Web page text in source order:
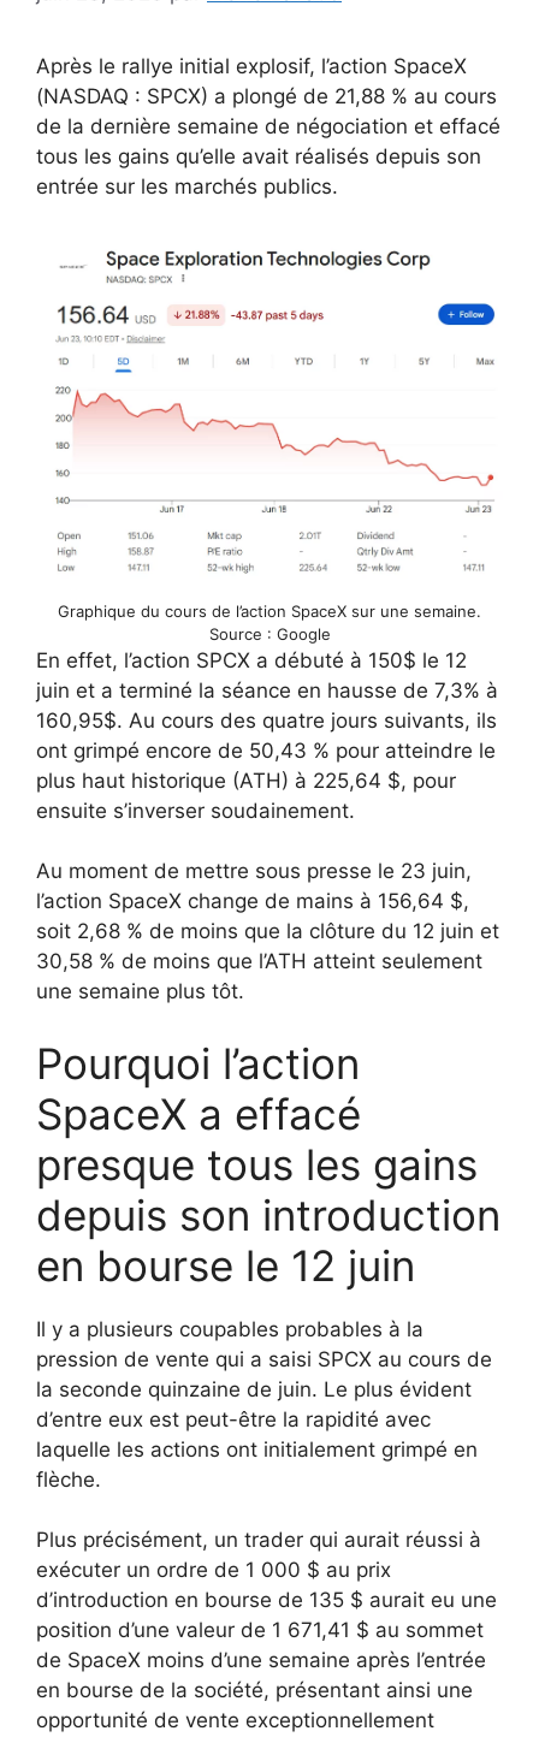
Après le rallye initial explosif, l’action SpaceX
(NASDAQ : SPCX) a plongé de 21,88 % au cours
de la dernière semaine de négociation et effacé
tous les gains qu’elle avait réalisés depuis son
entrée sur les marchés publics.
Graphique du cours de l’action SpaceX sur une semaine.
Source : Google
En effet, l’action SPCX a débuté à 150$ le 12
juin et a terminé la séance en hausse de 7,3% à
160,95$. Au cours des quatre jours suivants, ils
ont grimpé encore de 50,43 % pour atteindre le
plus haut historique (ATH) à 225,64 $, pour
ensuite s’inverser soudainement.
Au moment de mettre sous presse le 23 juin,
l’action SpaceX change de mains à 156,64 $,
soit 2,68 % de moins que la clôture du 12 juin et
30,58 % de moins que l’ATH atteint seulement
une semaine plus tôt.
Pourquoi l’action
SpaceX a effacé
presque tous les gains
depuis son introduction
en bourse le 12 juin
Il y a plusieurs coupables probables à la
pression de vente qui a saisi SPCX au cours de
la seconde quinzaine de juin. Le plus évident
d’entre eux est peut-être la rapidité avec
laquelle les actions ont initialement grimpé en
flèche.
Plus précisément, un trader qui aurait réussi à
exécuter un ordre de 1 000 $ au prix
d’introduction en bourse de 135 $ aurait eu une
position d’une valeur de 1 671,41 $ au sommet
de SpaceX moins d’une semaine après l’entrée
en bourse de la société, présentant ainsi une
opportunité de vente exceptionnellement